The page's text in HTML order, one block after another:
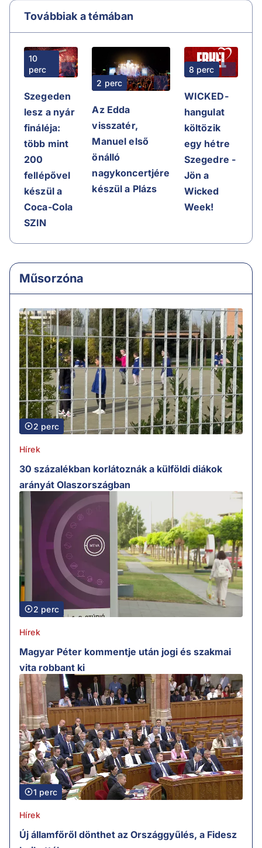
Továbbiak a témában
10
perc
Szegeden
lesz a nyár
fináléja:
több mint
200
fellépővel
készül a
Coca-Cola
SZIN
2 perc
Az Edda
visszatér,
Manuel első
önálló
nagykoncertjére
készül a Plázs
8 perc
WICKED-
hangulat
költözik
egy hétre
Szegedre -
Jön a
Wicked
Week!
Műsorzóna
2 perc
Hírek
30 százalékban korlátoznák a külföldi diákok
arányát Olaszországban
2 perc
Hírek
Magyar Péter kommentje után jogi és szakmai
vita robbant ki
1 perc
Hírek
Új államfőről dönthet az Országgyűlés, a Fidesz